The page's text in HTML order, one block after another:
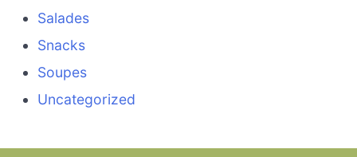
Salades
Snacks
Soupes
Uncategorized